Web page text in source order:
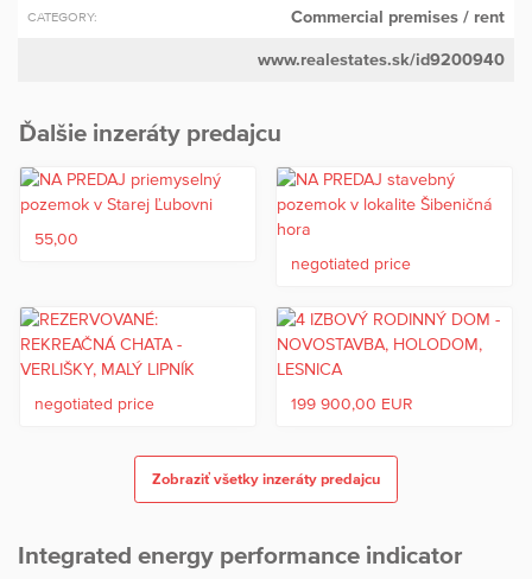
CATEGORY: Commercial premises / rent
www.realestates.sk/id9200940
Ďalšie inzeráty predajcu
55,00
negotiated price
negotiated price 199 900,00 EUR
Zobraziť všetky inzeráty predajcu
Integrated energy performance indicator